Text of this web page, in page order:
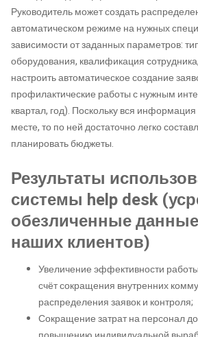
Руководитель может создать
автоматическом режиме на нужных
зависимости от заданных параметров:
оборудования, квалификация
настроить автоматическое создание
профилактические работы с нужным
квартал, год). Поскольку вся
месте, то по ней достаточно легко
планировать бюджеты.
Результаты
системы help desk
обезличенные
наших клиентов)
Увеличение эффективности
счёт сокращения внутренних
распределения заявок и контроля;
Сокращение затрат на персонал